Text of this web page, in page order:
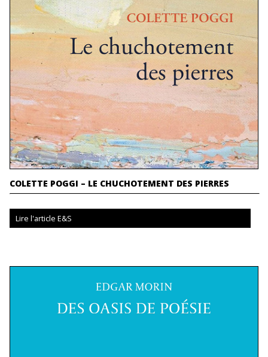
COLETTE POGGI – LE CHUCHOTEMENT DES PIERRES
Lire l'article E&S